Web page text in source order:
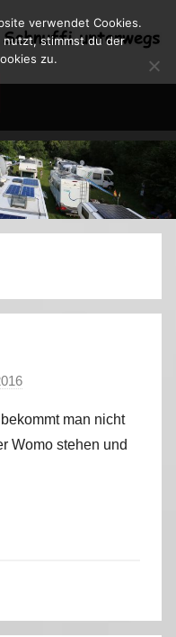
n
M
man nicht
Womo stehen und
verwendet Cookies.
nutzt, stimmst du der
zu.